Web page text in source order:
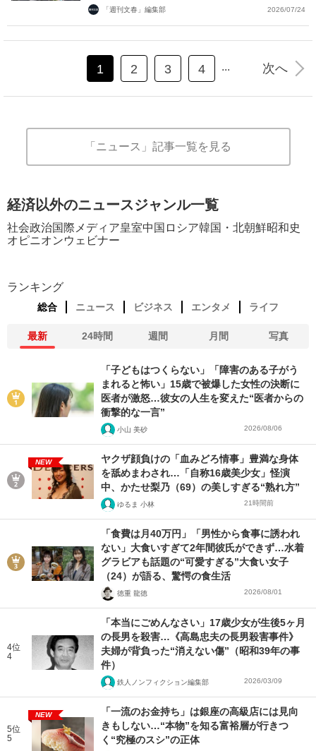
「週刊文春」編集部 2026/07/24
1 2 3 4 ... 次へ
「ニュース」記事一覧を見る
経済以外のニュースジャンル一覧
社会政治国際 メディア皇室中国 ロシア韓国・北朝鮮昭和史
オピニオンウェビナー
ランキング
総合 ニュース ビジネス エンタメ ライフ
最新 24時間 週間 月間 写真
「子どもはつくらない」「障害のある子がう
まれると怖い」15歳で被爆した女性の決断に
医者が激怒…彼女の人生を変えた“医者からの
衝撃的な一言”
小山 美砂 2026/08/06
NEW
ヤクザ顔負けの「血みどろ情事」豊満な身体
を舐めまわされ…「自称16歳美少女」怪演
中、かたせ梨乃（69）の美しすぎる“熟れ方”
ゆるま 小林 21時間前
「食費は月40万円」「男性から食事に誘われ
ない」大食いすぎて2年間彼氏ができず…水着
グラビアも話題の“可愛すぎる”大食い女子
（24）が語る、驚愕の食生活
徳重 龍徳 2026/08/01
4位
4
「本当にごめんなさい」17歳少女が生後5ヶ月
の長男を殺害…《高島忠夫の長男殺害事件》
夫婦が背負った“消えない傷”（昭和39年の事
件）
鉄人ノンフィクション編集部 2026/03/09
5位
5
NEW
「一流のお金持ち」は銀座の高級店には見向
きもしない…“本物”を知る富裕層が行きつ
く“究極のスシ”の正体